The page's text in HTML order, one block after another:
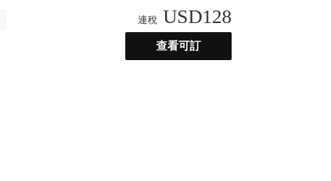
連稅 USD128
查看可訂